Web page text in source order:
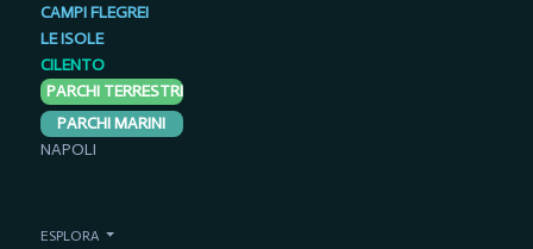
CAMPI FLEGREI
LE ISOLE
CILENTO
PARCHI TERRESTRI
PARCHI MARINI
NAPOLI
ESPLORA